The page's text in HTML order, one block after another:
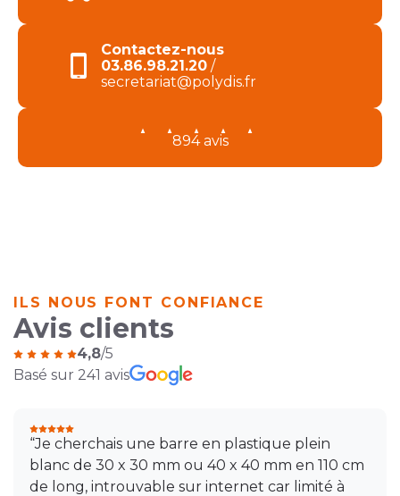
Contactez-nous
03.86.98.21.20 /
secretariat@polydis.fr
894 avis
ILS NOUS FONT CONFIANCE
Avis clients
4,8/5
Basé sur 241 avis
“Je cherchais une barre en plastique plein
blanc de 30 x 30 mm ou 40 x 40 mm en 110 cm
de long, introuvable sur internet car limité à